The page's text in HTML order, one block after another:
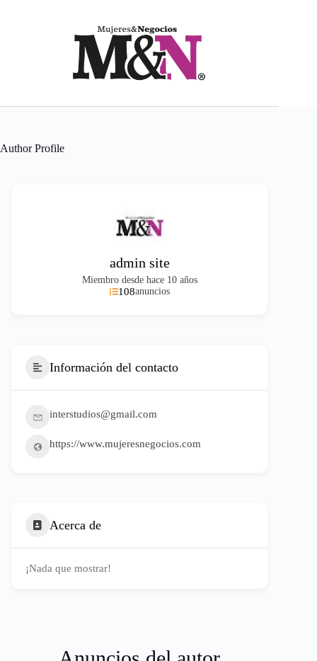
Author Profile
admin site
Miembro desde hace 10 años
108anuncios
Información del contacto
interstudios@gmail.com
https://www.mujeresnegocios.com
Acerca de
¡Nada que mostrar!